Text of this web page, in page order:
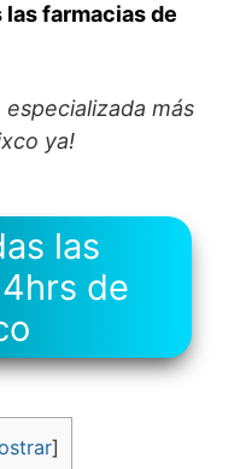
farmacias de
especializada más
ya!
las
de
]